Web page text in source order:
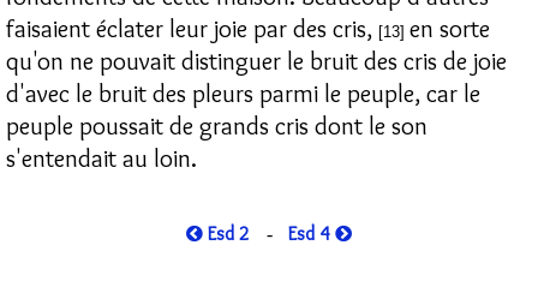
faisaient éclater leur joie par des cris, [13] en sorte
qu'on ne pouvait distinguer le bruit des cris de joie
d'avec le bruit des pleurs parmi le peuple, car le
peuple poussait de grands cris dont le son
s'entendait au loin.
Esd 2 - Esd 4